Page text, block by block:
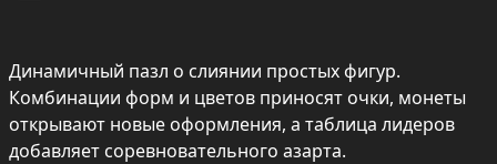
Динамичный пазл о слиянии простых фигур.
Комбинации форм и цветов приносят очки, монеты
открывают новые оформления, а таблица лидеров
добавляет соревновательного азарта.